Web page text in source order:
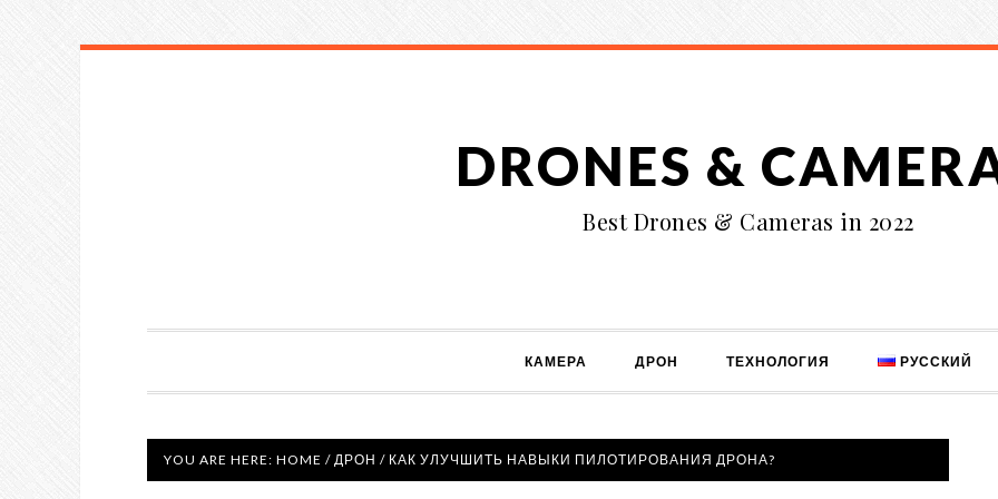
DRONES &
Best Drones & Cameras in 2022
КАМЕРА ДРОН ТЕХНОЛОГИЯ РУССКИЙ
YOU ARE HERE: HOME / ДРОН / КАК УЛУЧШИТЬ НАВЫКИ ПИЛОТИРОВАНИЯ ДРОНА?